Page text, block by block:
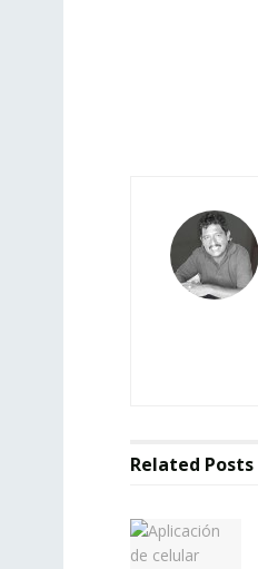
Related Posts